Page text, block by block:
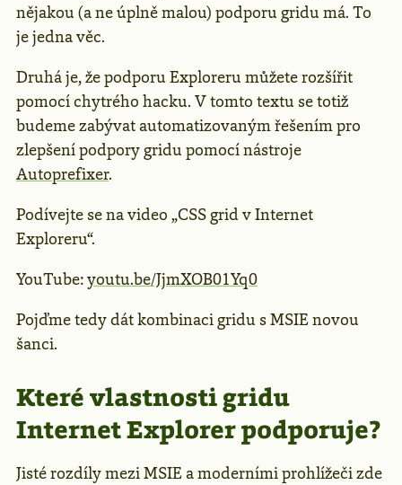
nějakou (a ne úplně malou) podporu gridu má. To
je jedna věc.
Druhá je, že podporu Exploreru můžete rozšířit
pomocí chytrého hacku. V tomto textu se totiž
budeme zabývat automatizovaným řešením pro
zlepšení podpory gridu pomocí nástroje
Autoprefixer.
Podívejte se na video „CSS grid v Internet
Exploreru“.
YouTube:youtu.be/JjmXOB01Yq0
Pojďme tedy dát kombinaci gridu s MSIE novou
šanci.
Které vlastnosti gridu
Internet Explorer podporuje?
Jisté rozdíly mezi MSIE a moderními prohlížeči zde